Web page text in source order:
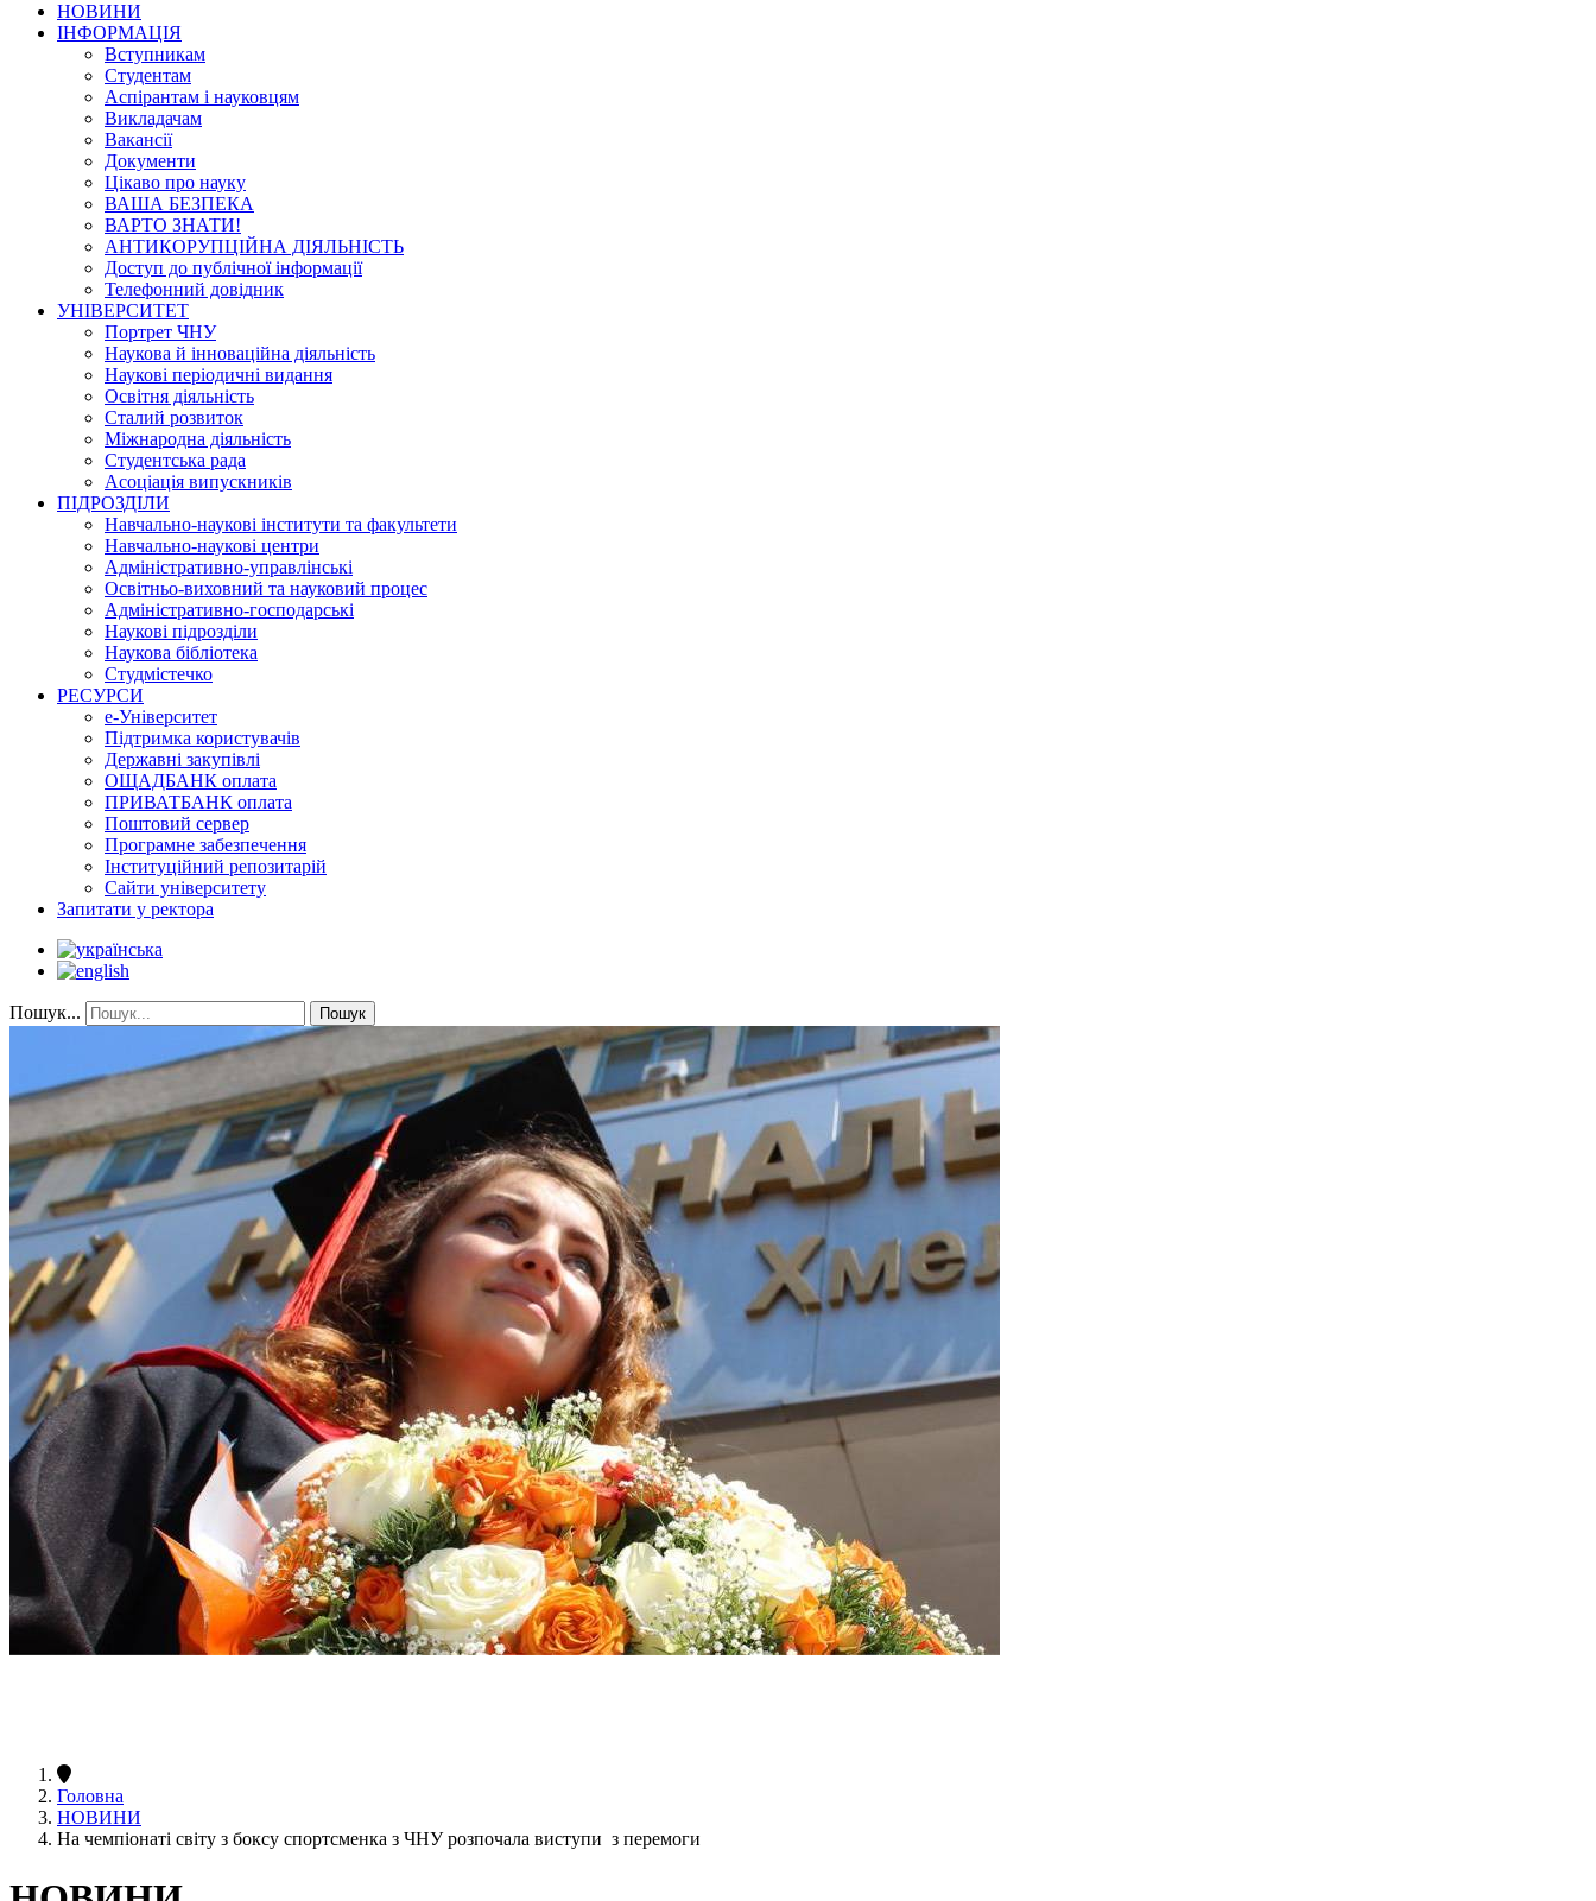
НОВИНИ
ІНФОРМАЦІЯ
Вступникам
Студентам
Аспірантам і науковцям
Викладачам
Вакансії
Документи
Цікаво про науку
ВАША БЕЗПЕКА
ВАРТО ЗНАТИ!
АНТИКОРУПЦІЙНА ДІЯЛЬНІСТЬ
Доступ до публічної інформації
Телефонний довідник
УНІВЕРСИТЕТ
Портрет ЧНУ
Наукова й інноваційна діяльність
Наукові періодичні видання
Освітня діяльність
Сталий розвиток
Міжнародна діяльність
Студентська рада
Асоціація випускників
ПІДРОЗДІЛИ
Навчально-наукові інститути та факультети
Навчально-наукові центри
Адміністративно-управлінські
Освітньо-виховний та науковий процес
Адміністративно-господарські
Наукові підрозділи
Наукова бібліотека
Студмістечко
РЕСУРСИ
е-Університет
Підтримка користувачів
Державні закупівлі
ОЩАДБАНК оплата
ПРИВАТБАНК оплата
Поштовий сервер
Програмне забезпечення
Інституційний репозитарій
Сайти університету
Запитати у ректора
Пошук... Пошук
Головна
НОВИНИ
На чемпіонаті світу з боксу спортсменка з ЧНУ розпочала виступи з перемоги